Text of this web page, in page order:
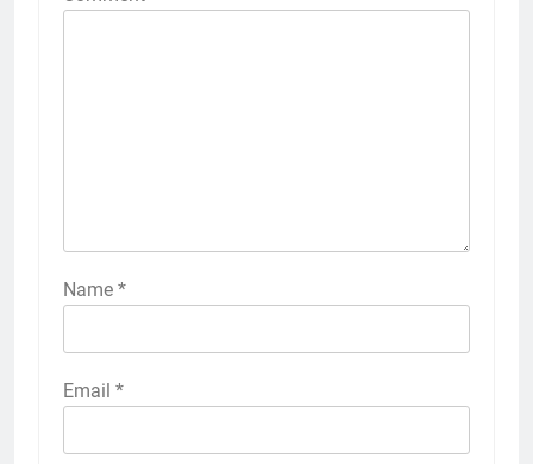
Name *
Email *